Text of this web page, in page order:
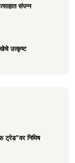
कृपाली भूषण
संपन्न
उत्कृष्ट
– अनेक
ट्रेड”वर निमिष